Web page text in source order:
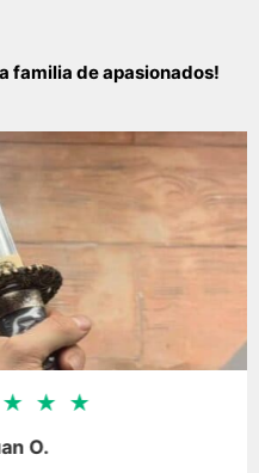
familia de apasionados!
★ ★